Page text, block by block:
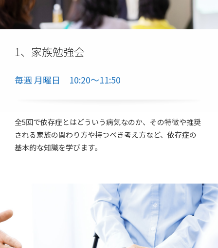
1、家族勉強会
毎週 月曜日 10:20～11:50
全5回で依存症とはどういう病気なのか、その特徴や推奨
される家族の関わり方や持つべき考え方など、依存症の
基本的な知識を学びます。